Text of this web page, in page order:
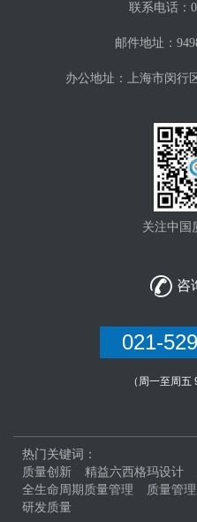
联系电话：
邮件地址：
办公地址：上海市闵行
关注中国
 咨
021-
（周一至周五
热门关键词：
质量创新
精益六西格玛设计
全生命周期质量管理
质量管
研发质量